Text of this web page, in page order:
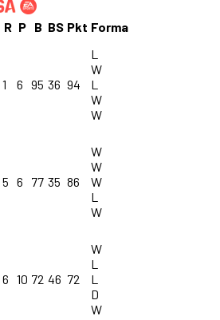
R P B BS Pkt Forma
1 6 95 36 94
L
W
L
W
W
5 6 77 35 86
W
W
W
L
W
6 10 72 46 72
W
L
L
D
W